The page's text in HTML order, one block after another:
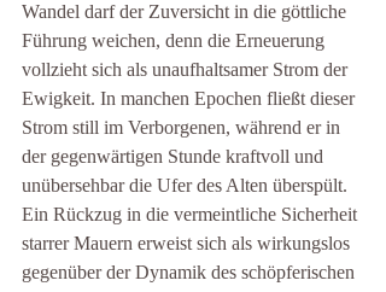
Wandel darf der Zuversicht in die göttliche
Führung weichen, denn die Erneuerung
vollzieht sich als unaufhaltsamer Strom der
Ewigkeit. In manchen Epochen fließt dieser
Strom still im Verborgenen, während er in
der gegenwärtigen Stunde kraftvoll und
unübersehbar die Ufer des Alten überspült.
Ein Rückzug in die vermeintliche Sicherheit
starrer Mauern erweist sich als wirkungslos
gegenüber der Dynamik des schöpferischen